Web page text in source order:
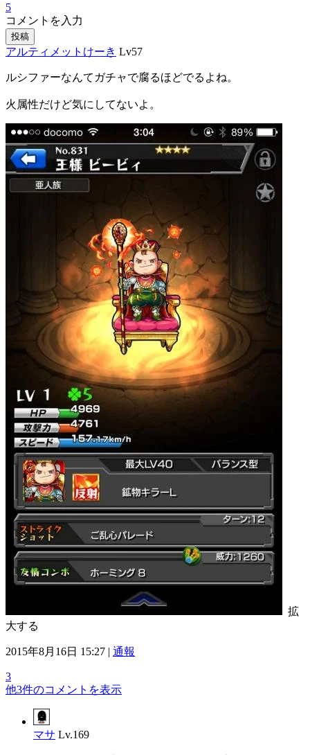
5
コメントを入力
投稿
アルティメットけーき Lv57
ルシファーなんてガチャで腐るほどでるよね。
火属性だけど気にしてないよ。
拡
大する
2015年8月16日 15:27 | 通報
3
他3件のコメントを表示
マサ Lv.169